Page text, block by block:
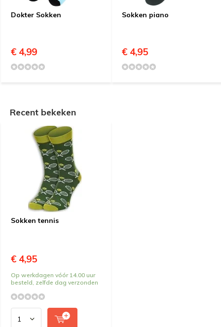
Dokter Sokken
€ 4,99
Sokken piano
€ 4,95
Recent bekeken
Sokken tennis
€ 4,95
Op werkdagen vóór 14.00 uur
besteld, zelfde dag verzonden